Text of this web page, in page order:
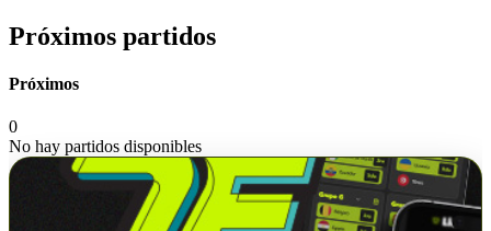
Próximos partidos
Próximos
0
No hay partidos disponibles